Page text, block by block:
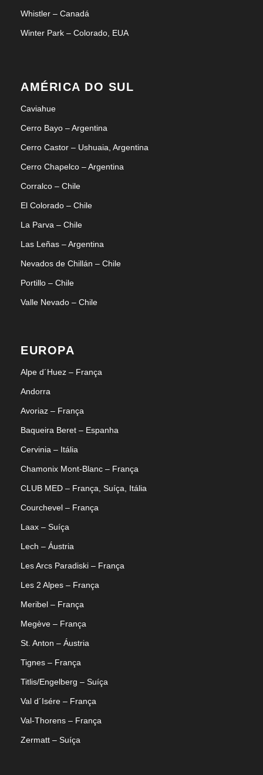
Whistler – Canadá
Winter Park – Colorado, EUA
AMÉRICA DO SUL
Caviahue
Cerro Bayo – Argentina
Cerro Castor – Ushuaia, Argentina
Cerro Chapelco – Argentina
Corralco – Chile
El Colorado – Chile
La Parva – Chile
Las Leñas – Argentina
Nevados de Chillán – Chile
Portillo – Chile
Valle Nevado – Chile
EUROPA
Alpe d´Huez – França
Andorra
Avoriaz – França
Baqueira Beret – Espanha
Cervinia – Itália
Chamonix Mont-Blanc – França
CLUB MED – França, Suíça, Itália
Courchevel – França
Laax – Suíça
Lech – Áustria
Les Arcs Paradiski – França
Les 2 Alpes – França
Meribel – França
Megève – França
St. Anton – Áustria
Tignes – França
Titlis/Engelberg – Suíça
Val d´Isére – França
Val-Thorens – França
Zermatt – Suíça